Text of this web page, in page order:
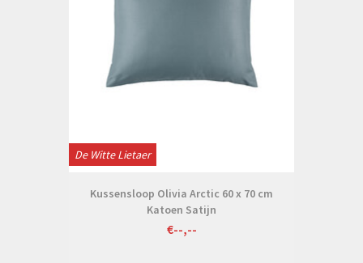
De Witte Lietaer
Kussensloop Olivia Arctic 60 x 70 cm
Katoen Satijn
€--,--